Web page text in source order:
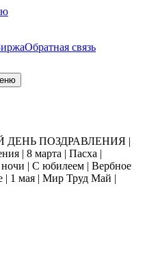
Обратная связь
ПОЗДРАВЛЕНИЯ |
| 8 марта | Пасха |
| С юбилеем | Вербное
| 1 мая | Мир Труд Май |